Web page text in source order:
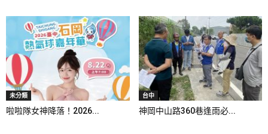
未分類
啦啦隊女神降落！2026...
台中
神岡中山路360巷逢雨必...